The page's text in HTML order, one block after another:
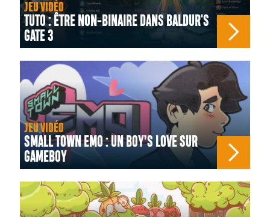
JEU VIDÉO
TUTO : ÊTRE NON-BINAIRE DANS BALDUR'S
GATE 3
JEU VIDÉO
SMALL TOWN EMO : UN BOY’S LOVE SUR
GAMEBOY